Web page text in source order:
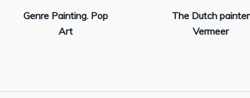
Genre Painting. Pop
Art
The Dutch painter
Vermeer